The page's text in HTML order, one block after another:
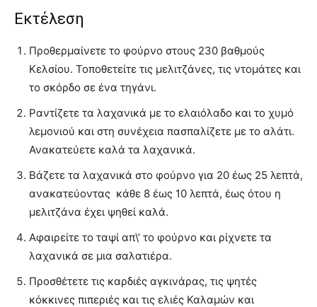
Εκτέλεση
Προθερμαίνετε το φούρνο στους 230 βαθμούς
Κελσίου. Τοποθετείτε τις μελιτζάνες, τις ντομάτες και
το σκόρδο σε ένα τηγάνι.
Ραντίζετε τα λαχανικά με το ελαιόλαδο και το χυμό
λεμονιού και στη συνέχεια πασπαλίζετε με το αλάτι.
Ανακατεύετε καλά τα λαχανικά.
Βάζετε τα λαχανικά στο φούρνο για 20 έως 25 λεπτά,
ανακατεύοντας κάθε 8 έως 10 λεπτά, έως ότου η
μελιτζάνα έχει ψηθεί καλά.
Αφαιρείτε το ταψί απ\’ το φούρνο και ρίχνετε τα
λαχανικά σε μια σαλατιέρα.
Προσθέτετε τις καρδιές αγκινάρας, τις ψητές
κόκκινες πιπεριές και τις ελιές Καλαμών και